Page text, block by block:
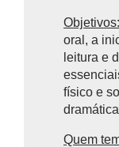
Objetivos:
oral, a
leitura e
físico e
Quem